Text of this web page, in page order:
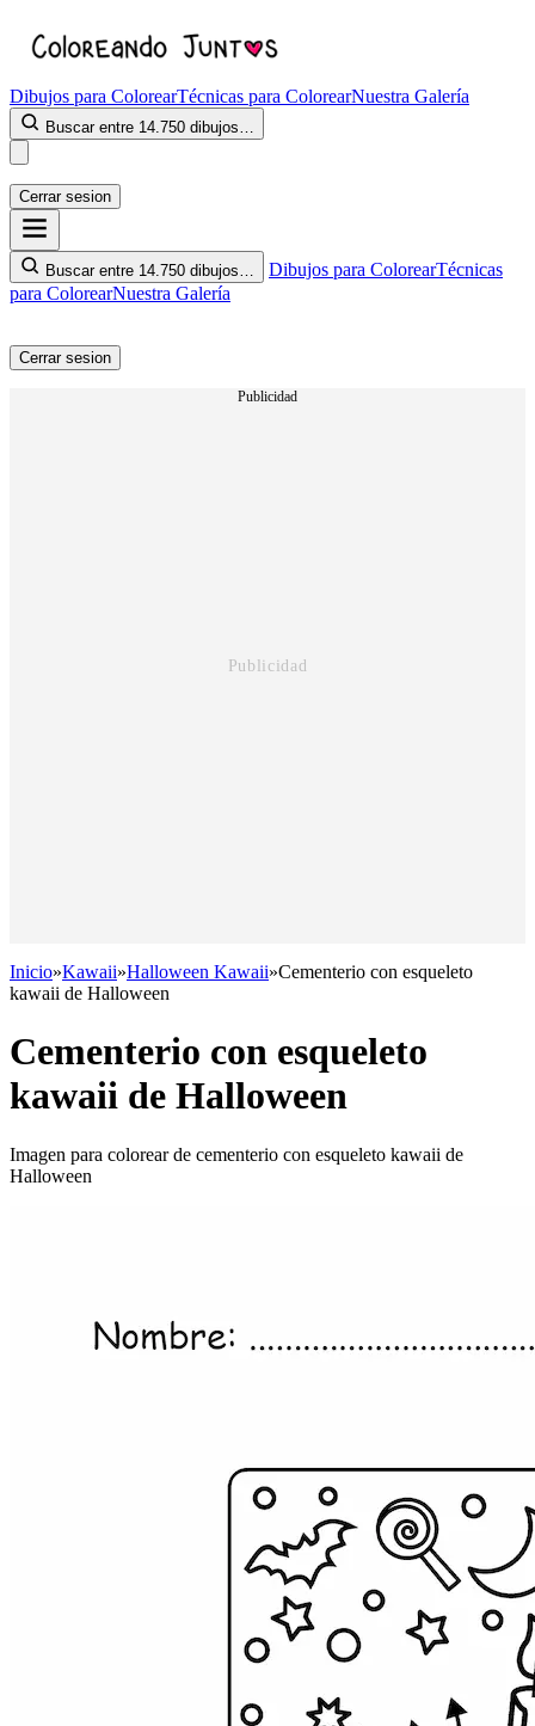
Dibujos para ColorearTécnicas para ColorearNuestra Galería
Buscar entre 14.750 dibujos…
Cerrar sesion
Buscar entre 14.750 dibujos… Dibujos para ColorearTécnicas
para ColorearNuestra Galería
Cerrar sesion
Publicidad
Inicio»Kawaii»Halloween Kawaii»Cementerio con esqueleto
kawaii de Halloween
Cementerio con esqueleto
kawaii de Halloween
Imagen para colorear de cementerio con esqueleto kawaii de
Halloween